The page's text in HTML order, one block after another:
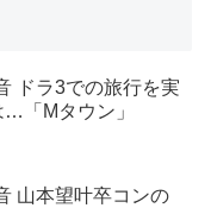
ドラ3での旅行を実
「Mタウン」
山本望叶卒コンの